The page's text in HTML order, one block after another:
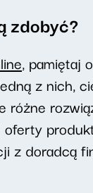
zdobyć?
, pamiętaj
z nich,
różne
z doradcą